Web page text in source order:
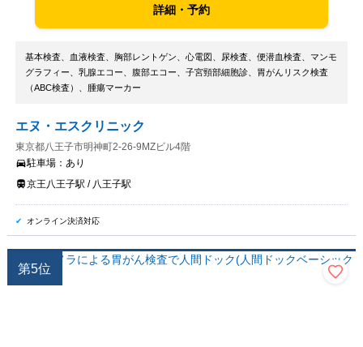
詳細・予約
基本検査、血液検査、胸部レントゲン、心電図、尿検査、便潜血検査、マンモ
グラフィー、乳腺エコー、腹部エコー、子宮頸部細胞診、胃がんリスク検査
（ABC検査）、腫瘍マーカー
エヌ・エスクリニック
東京都八王子市明神町2-26-9MZビル4階
駐車場： あり
京王八王子駅 / 八王子駅
オンライン決済対応
第5位